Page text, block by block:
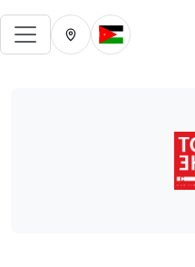
تغيير الدولة الحالية
تغيير المدينة